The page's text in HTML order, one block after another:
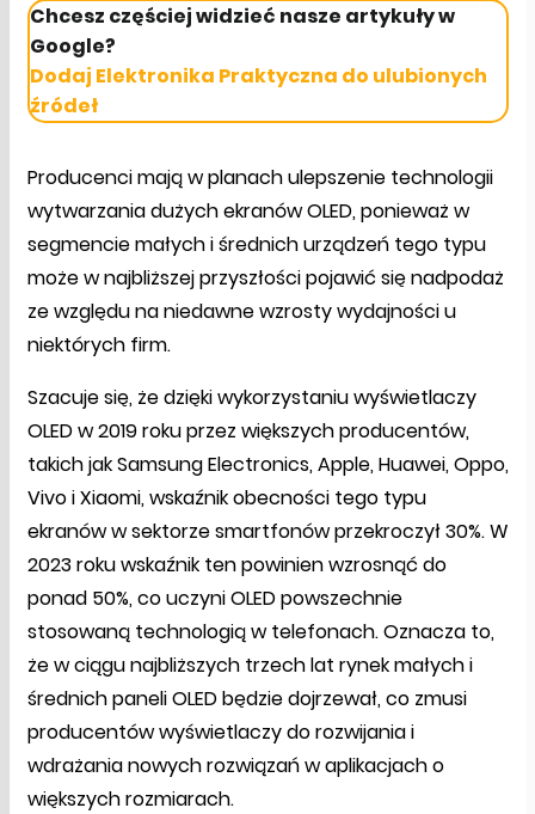
Chcesz częściej widzieć nasze artykuły w
Google?
Dodaj Elektronika Praktyczna do ulubionych
źródeł
Producenci mają w planach ulepszenie technologii
wytwarzania dużych ekranów OLED, ponieważ w
segmencie małych i średnich urządzeń tego typu
może w najbliższej przyszłości pojawić się nadpodaż
ze względu na niedawne wzrosty wydajności u
niektórych firm.
Szacuje się, że dzięki wykorzystaniu wyświetlaczy
OLED w 2019 roku przez większych producentów,
takich jak Samsung Electronics, Apple, Huawei, Oppo,
Vivo i Xiaomi, wskaźnik obecności tego typu
ekranów w sektorze smartfonów przekroczył 30%. W
2023 roku wskaźnik ten powinien wzrosnąć do
ponad 50%, co uczyni OLED powszechnie
stosowaną technologią w telefonach. Oznacza to,
że w ciągu najbliższych trzech lat rynek małych i
średnich paneli OLED będzie dojrzewał, co zmusi
producentów wyświetlaczy do rozwijania i
wdrażania nowych rozwiązań w aplikacjach o
większych rozmiarach.